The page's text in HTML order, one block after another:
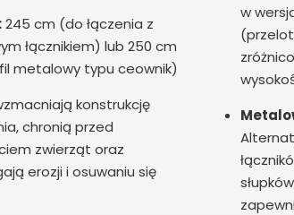
245 cm (do łączenia z
łącznikiem) lub 250 cm
metalowy typu ceownik)
konstrukcję
chronią przed
zwierząt oraz
erozji i osuwaniu się
w